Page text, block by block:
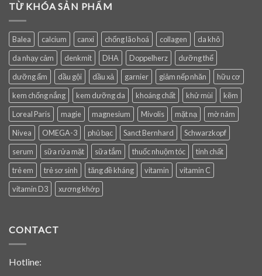
TỪ KHÓA SẢN PHẨM
Balea calcium canxi chống lão hoá collagen
da khô
da nhạy cảm
denkmit DHA Doppelherz
dưỡng thể
dưỡng ẩm
dầu gội dầu xả garnier giảm nếp nhăn
hữu cơ
kem chống nắng
kem dưỡng da khoáng chất khử mùi
kẽm
Loreal Paris
magie magnesium Mivolis mặt nạ
mờ nám
Nivea
OMEGA-3 phủ bạc Sanct Bernhard
Schwarzkopf
serum
sữa rửa mặt sữa tắm thuốc nhuộm tóc
tinh chất
trẻ em
trẻ sơ sinh tăng đề kháng vitamin
vitamin C
vitamin D3
xương khớp
CONTACT
Hotline: